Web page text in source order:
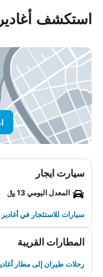
استكشف أغادير
سيارت ايجار
المعدل اليومي 13 ﷼
سيارات للاستئجار في أغادير
المطارات القريبة
رحلات طيران إلى مطار